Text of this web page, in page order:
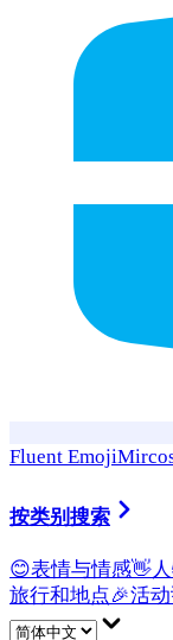
Fluent Emoji
按类别搜索
😊表情与情感👋
旅行和地点🎉活动